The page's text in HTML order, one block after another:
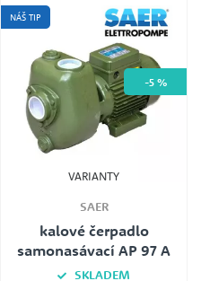
NÁŠ TIP
-5 %
VARIANTY
SAER
kalové čerpadlo
samonasávací AP 97 A
SKLADEM